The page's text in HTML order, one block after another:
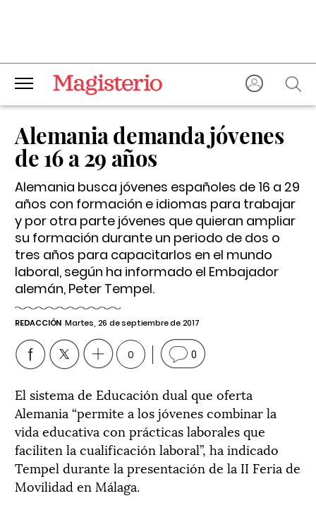
Alemania demanda jóvenes
de 16 a 29 años
Alemania busca jóvenes españoles de 16 a 29
años con formación e idiomas para trabajar
y por otra parte jóvenes que quieran ampliar
su formación durante un periodo de dos o
tres años para capacitarlos en el mundo
laboral, según ha informado el Embajador
alemán, Peter Tempel.
REDACCIÓN Martes, 26 de septiembre de 2017
0 0
El sistema de Educación dual que oferta
Alemania “permite a los jóvenes combinar la
vida educativa con prácticas laborales que
faciliten la cualificación laboral”, ha indicado
Tempel durante la presentación de la II Feria de
Movilidad en Málaga.